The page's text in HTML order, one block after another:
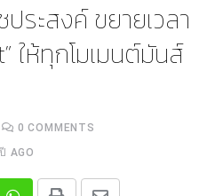
ระสงค์ ขยายเวลา
ให้ทุกโมเมนต์มันส์
0 COMMENTS
AGO